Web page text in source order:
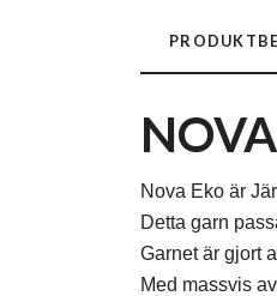
Nova Eko är
Detta garn
Garnet är gjort
Med massvis